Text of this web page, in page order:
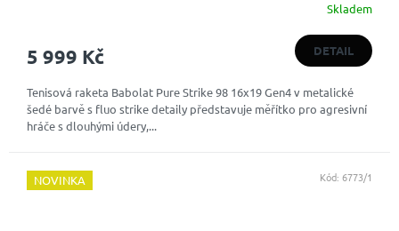
Skladem
5 999 Kč DETAIL
Tenisová raketa Babolat Pure Strike 98 16x19 Gen4 v metalické
šedé barvě s fluo strike detaily představuje měřítko pro agresivní
hráče s dlouhými údery,...
NOVINKA Kód: 6773/1